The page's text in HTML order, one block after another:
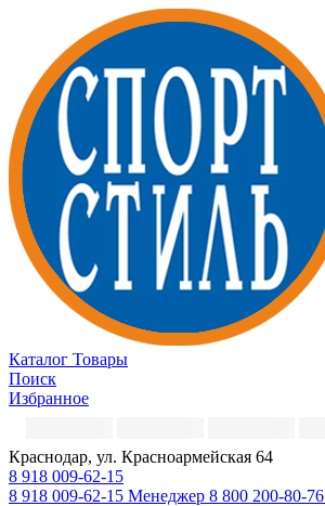
Каталог Товары
Поиск
Избранное
Краснодар, ул. Красноармейская 64
8 918 009-62-15
8 918 009-62-15 Менеджер 8 800 200-80-76